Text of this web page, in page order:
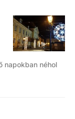
napokban néhol